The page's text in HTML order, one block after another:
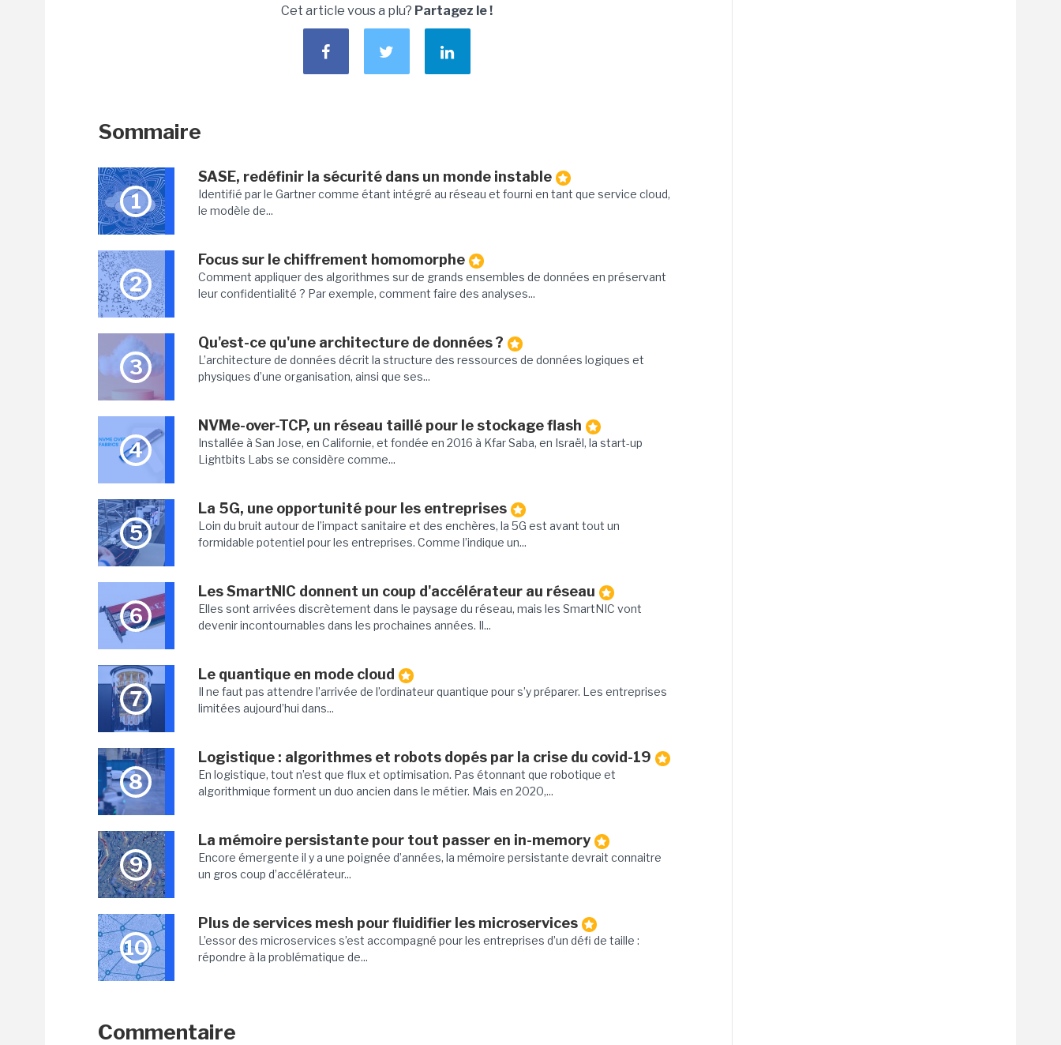
Cet article vous a plu? Partagez le !
Sommaire
1
SASE, redéfinir la sécurité dans un monde instable
Identifié par le Gartner comme étant intégré au réseau et fourni en tant que service cloud,
le modèle de...
2
Focus sur le chiffrement homomorphe
Comment appliquer des algorithmes sur de grands ensembles de données en préservant
leur confidentialité ? Par exemple, comment faire des analyses...
3
Qu'est-ce qu'une architecture de données ?
L’architecture de données décrit la structure des ressources de données logiques et
physiques d’une organisation, ainsi que ses...
4
NVMe-over-TCP, un réseau taillé pour le stockage flash
Installée à San Jose, en Californie, et fondée en 2016 à Kfar Saba, en Israël, la start-up
Lightbits Labs se considère comme...
5
La 5G, une opportunité pour les entreprises
Loin du bruit autour de l’impact sanitaire et des enchères, la 5G est avant tout un
formidable potentiel pour les entreprises. Comme l’indique un...
6
Les SmartNIC donnent un coup d'accélérateur au réseau
Elles sont arrivées discrètement dans le paysage du réseau, mais les SmartNIC vont
devenir incontournables dans les prochaines années. Il...
7
Le quantique en mode cloud
Il ne faut pas attendre l’arrivée de l’ordinateur quantique pour s’y préparer. Les entreprises
limitées aujourd’hui dans...
8
Logistique : algorithmes et robots dopés par la crise du covid-19
En logistique, tout n’est que flux et optimisation. Pas étonnant que robotique et
algorithmique forment un duo ancien dans le métier. Mais en 2020,...
9
La mémoire persistante pour tout passer en in-memory
Encore émergente il y a une poignée d’années, la mémoire persistante devrait connaitre
un gros coup d’accélérateur...
10
Plus de services mesh pour fluidifier les microservices
L’essor des microservices s’est accompagné pour les entreprises d’un défi de taille :
répondre à la problématique de...
Commentaire